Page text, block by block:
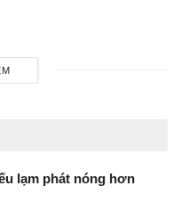
lạm phát nóng hơn